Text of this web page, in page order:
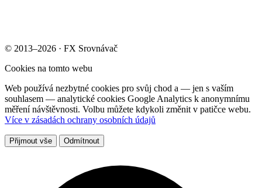
© 2013–2026 · FX Srovnávač
Cookies na tomto webu
Web používá nezbytné cookies pro svůj chod a — jen s vaším
souhlasem — analytické cookies Google Analytics k anonymnímu
měření návštěvnosti. Volbu můžete kdykoli změnit v patičce webu.
Více v zásadách ochrany osobních údajů
Přijmout vše Odmítnout